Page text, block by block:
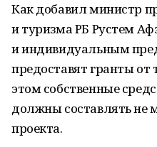
Как добавил министр
и туризма РБ Рустем
и индивидуальным
предоставят гранты
этом собственные
должны составлять не
проекта.